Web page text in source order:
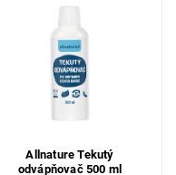
Allnature Tekutý
odvápňovač 500 ml